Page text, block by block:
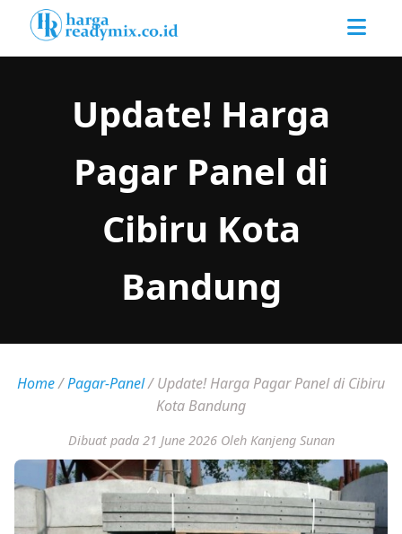
Update! Harga
Pagar Panel di
Cibiru Kota
Bandung
Home/Pagar-Panel/Update! Harga Pagar Panel di Cibiru
Kota Bandung
Dibuat pada 21 June 2026 Oleh Kanjeng Sunan